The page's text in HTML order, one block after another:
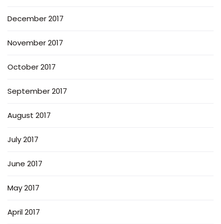
December 2017
November 2017
October 2017
September 2017
August 2017
July 2017
June 2017
May 2017
April 2017